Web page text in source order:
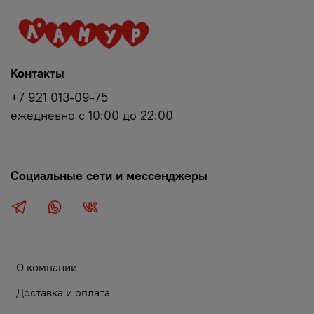
О компании
Доставка и оплата
Контакты
+7 921 013-09-75
ежедневно с 10:00 до 22:00
Социальные сети и мессенджеры